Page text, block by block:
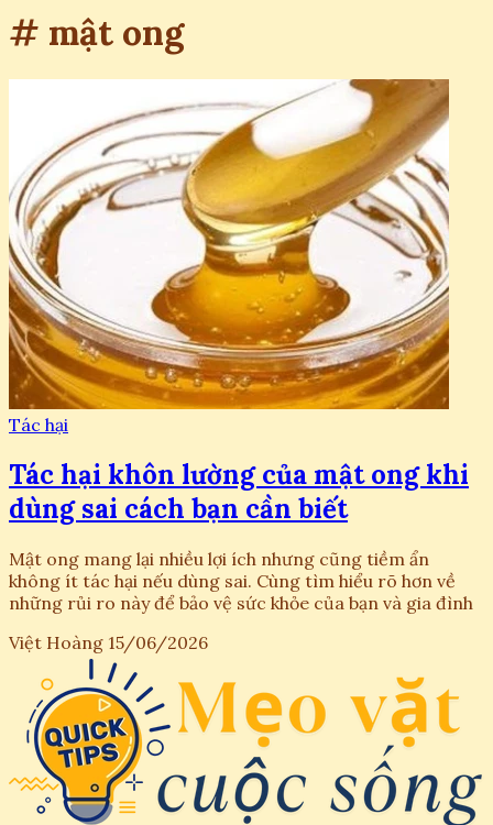
# mật ong
Tác hại
Tác hại khôn lường của mật ong khi
dùng sai cách bạn cần biết
Mật ong mang lại nhiều lợi ích nhưng cũng tiềm ẩn
không ít tác hại nếu dùng sai. Cùng tìm hiểu rõ hơn về
những rủi ro này để bảo vệ sức khỏe của bạn và gia đình
Việt Hoàng 15/06/2026